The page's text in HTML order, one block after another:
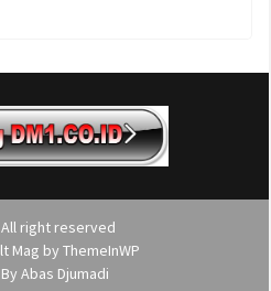
right reserved
Mag by ThemeInWP
Abas Djumadi